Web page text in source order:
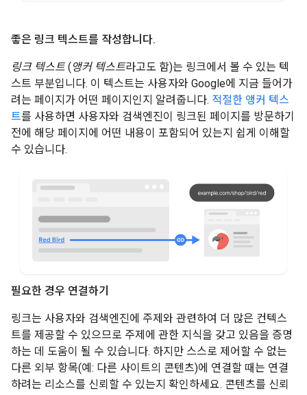
좋은 링크 텍스트를 작성합니다.
링크 텍스트(앵커 텍스트라고도 함)는 링크에서 볼 수 있는 텍
스트 부분입니다. 이 텍스트는 사용자와 Google에 지금 들어가
려는 페이지가 어떤 페이지인지 알려줍니다. 적절한 앵커 텍스
트를 사용하면 사용자와 검색엔진이 링크된 페이지를 방문하기
전에 해당 페이지에 어떤 내용이 포함되어 있는지 쉽게 이해할
수 있습니다.
필요한 경우 연결하기
링크는 사용자와 검색엔진에 주제와 관련하여 더 많은 컨텍스
트를 제공할 수 있으므로 주제에 관한 지식을 갖고 있음을 증명
하는 데 도움이 될 수 있습니다. 하지만 스스로 제어할 수 없는
다른 외부 항목(예: 다른 사이트의 콘텐츠)에 연결할 때는 연결
하려는 리소스를 신뢰할 수 있는지 확인하세요. 콘텐츠를 신뢰